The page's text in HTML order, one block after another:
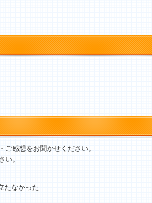
感想をお聞かせください。
い。
たなかった